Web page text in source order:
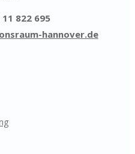
11 822 695
hannover.de